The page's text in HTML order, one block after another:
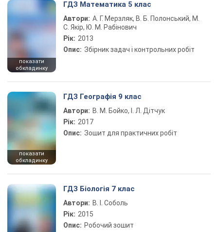
показати
обкладинку
ГДЗ Математика 5 клас
Автори: А. Г. Мерзляк, В. Б. Полонський, М.
С. Якір, Ю. М. Рабінович
Рік: 2013
Опис: Збірник задач і контрольних робіт
показати
обкладинку
ГДЗ Географія 9 клас
Автори: В. М. Бойко, І. Л. Дітчук
Рік: 2017
Опис: Зошит для практичних робіт
ГДЗ Біологія 7 клас
Автори: В. І. Соболь
Рік: 2015
Опис: Робочий зошит